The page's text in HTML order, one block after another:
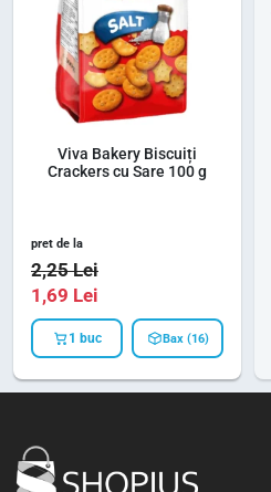
Viva Bakery Biscuiți
Crackers cu Sare 100 g
pret de la
2,25Lei
1,69 Lei
1 buc Bax (16)